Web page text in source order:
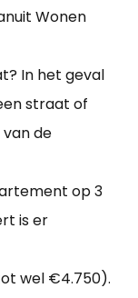
Wonen
In het geval
straat of
de
op 3
is er
wel €4.750).